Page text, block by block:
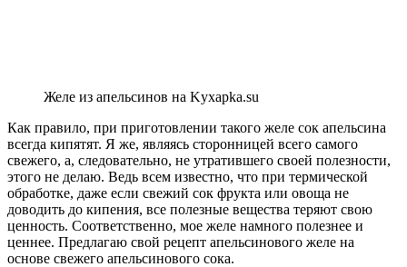
Желе из апельсинов на Kyxapka.su
Как правило, при приготовлении такого желе сок апельсина
всегда кипятят. Я же, являясь сторонницей всего самого
свежего, а, следовательно, не утратившего своей полезности,
этого не делаю. Ведь всем известно, что при термической
обработке, даже если свежий сок фрукта или овоща не
доводить до кипения, все полезные вещества теряют свою
ценность. Соответственно, мое желе намного полезнее и
ценнее. Предлагаю свой рецепт апельсинового желе на
основе свежего апельсинового сока.